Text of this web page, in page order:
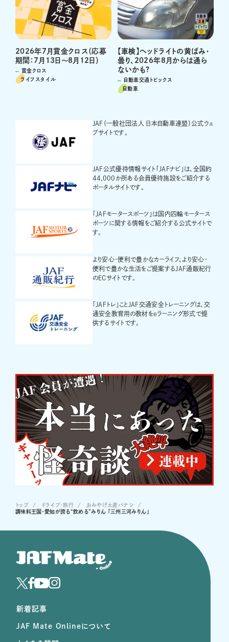
2026年7月賞金クロス（応募
期間：7月13日～8月12日）
賞金クロス
ライフスタイル
【車検】ヘッドライトの黄ばみ・
曇り、2026年8月からは通ら
ないかも?
自動車交通トピックス
自動車
JAF（一般社団法人 日本自動車連盟）公式ウェ
ブサイトです。
JAF公式優待情報サイト「JAFナビ」は、全国約
44,000か所ある会員優待施設をご紹介する
ポータルサイトです。
「JAFモータースポーツ」は国内四輪モータース
ポーツに関する情報をご紹介する公式サイトで
す。
より安心・便利で豊かなカーライフ、より安心・
便利で豊かな生活をご提案するJAF通販紀行
のECサイトです。
「JAFトレ」ことJAF交通安全トレーニングは、交
通安全教育用の教材をeラーニング形式で提
供するサイトです。
トップ ドライブ･旅行
おみやげ土産バナシ
調味料王国・愛知が誇る“飲める”みりん 「三州三河みりん」
新着記事
JAF Mate Onlineについて